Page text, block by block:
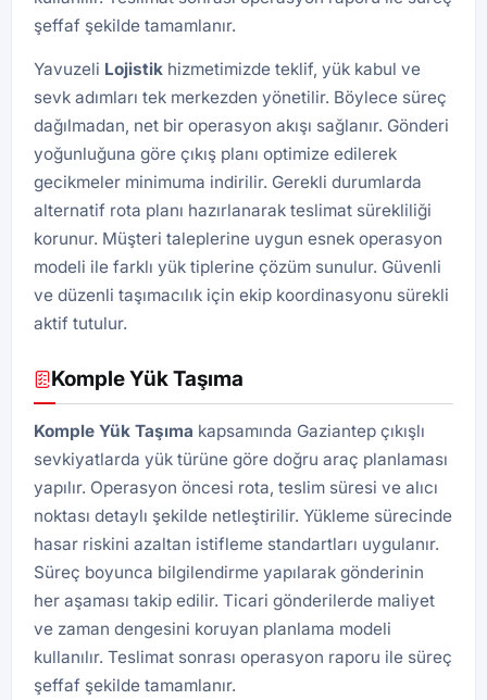
şeffaf şekilde tamamlanır.
Yavuzeli Lojistik hizmetimizde teklif, yük kabul ve
sevk adımları tek merkezden yönetilir. Böylece süreç
dağılmadan, net bir operasyon akışı sağlanır. Gönderi
yoğunluğuna göre çıkış planı optimize edilerek
gecikmeler minimuma indirilir. Gerekli durumlarda
alternatif rota planı hazırlanarak teslimat sürekliliği
korunur. Müşteri taleplerine uygun esnek operasyon
modeli ile farklı yük tiplerine çözüm sunulur. Güvenli
ve düzenli taşımacılık için ekip koordinasyonu sürekli
aktif tutulur.
Komple Yük Taşıma
Komple Yük Taşıma kapsamında Gaziantep çıkışlı
sevkiyatlarda yük türüne göre doğru araç planlaması
yapılır. Operasyon öncesi rota, teslim süresi ve alıcı
noktası detaylı şekilde netleştirilir. Yükleme sürecinde
hasar riskini azaltan istifleme standartları uygulanır.
Süreç boyunca bilgilendirme yapılarak gönderinin
her aşaması takip edilir. Ticari gönderilerde maliyet
ve zaman dengesini koruyan planlama modeli
kullanılır. Teslimat sonrası operasyon raporu ile süreç
şeffaf şekilde tamamlanır.